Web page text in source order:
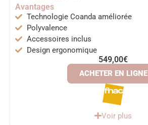
Avantages
Technologie Coanda améliorée
Polyvalence
Accessoires inclus
Design ergonomique
549,00€
ACHETER EN LIGNE
Voir plus